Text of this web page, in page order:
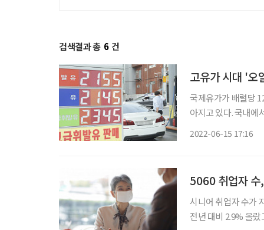
검색결과 총 6 건
고유가 시대 '오
국제유가가 배럴당
아지고 있다. 국내에
2022-06-15 17:16
5060 취업자 수
시니어 취업자 수가 지속적으로 늘어나
전년 대비 2.9% 올랐고 60세 이